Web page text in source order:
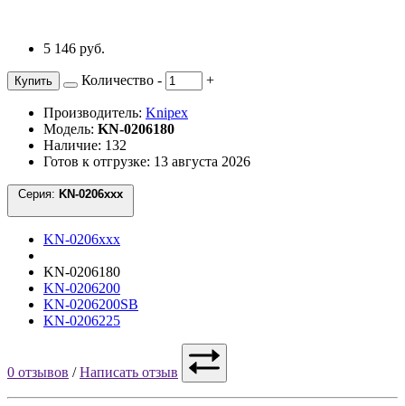
5 146 руб.
Купить Количество - +
Производитель: Knipex
Модель: KN-0206180
Наличие: 132
Готов к отгрузке: 13 августа 2026
Серия:
KN-0206xxx
KN-0206180
KN-0206200
KN-0206200SB
KN-0206225
0 отзывов /Написать отзыв